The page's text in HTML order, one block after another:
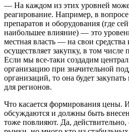
— На каждом из этих уровней
реагирование. Например, в
препаратов и оборудования (где
наибольшее влияние) — это
местная власть — на свои
осуществляет закупку, в том
Если мы все-таки создадим
организацию при значительной
организаций, то она будет
для регионов.
Что касается формирования цены.
обсуждаются и должны быть
тоже повлияют. Да,